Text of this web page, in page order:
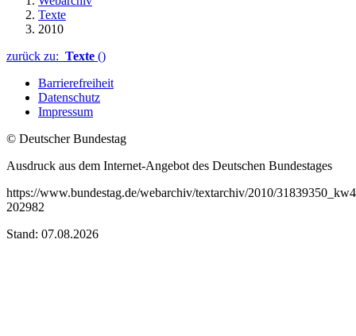
Texte
2010
zurück zu: Texte ()
Barrierefreiheit
Datenschutz
Impressum
© Deutscher Bundestag
Ausdruck aus dem Internet-Angebot des Deutschen Bundestages
https://www.bundestag.de/webarchiv/textarchiv/2010/
202982
Stand: 07.08.2026